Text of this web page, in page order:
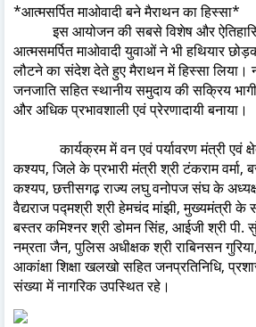
*आत्मसर्पित माओवादी बने मैराथन का हिस्सा*
इस आयोजन की सबसे विशेष और
आत्मसमर्पित माओवादी युवाओं ने भी हथियार
लौटने का संदेश देते हुए मैराथन में हिस्सा लिया।
जनजाति सहित स्थानीय समुदाय की सक्रिय
और अधिक प्रभावशाली एवं प्रेरणादायी बनाया।
कार्यक्रम में वन एवं पर्यावरण मंत्री एवं
कश्यप, जिले के प्रभारी मंत्री श्री टंकराम वर्मा,
कश्यप, छत्तीसगढ़ राज्य लघु वनोपज संघ के
वैद्यराज पद्मश्री श्री हेमचंद मांझी, मुख्यमंत्री के
बस्तर कमिश्नर श्री डोमन सिंह, आईजी श्री पी.
नम्रता जैन, पुलिस अधीक्षक श्री राबिनसन
आकांक्षा शिक्षा खलखो सहित जनप्रतिनिधि,
संख्या में नागरिक उपस्थित रहे।